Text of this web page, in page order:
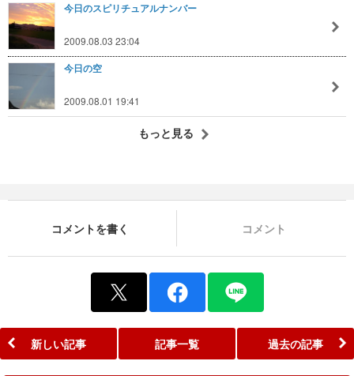
今日のスピリチュアルナンバー
2009.08.03 23:04
今日の空
2009.08.01 19:41
もっと見る
コメントを書く コメント
新しい記事 記事一覧 過去の記事